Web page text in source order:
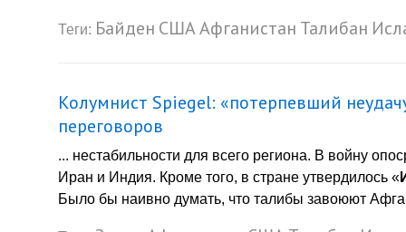
Теги: Байден СШААфганистан Талибан
Колумнист Spiegel: «потерпевший
переговоров
... нестабильности для всего региона. В войну
Иран и Индия. Кроме того, в стране утвердилось «
Было бы наивно думать, что талибы завоюют